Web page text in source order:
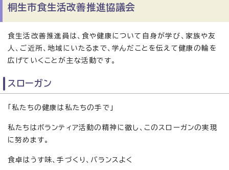
桐生市食生活改善推進協議会
食生活改善推進員は、食や健康について自身が学び、家族や友
人、ご近所、地域にいたるまで、学んだことを伝えて健康の輪を
広げていくことが主な活動です。
スローガン
「私たちの健康は私たちの手で」
私たちはボランティア活動の精神に徹し、このスローガンの実現
に努めます。
食卓はうす味、手づくり、バランスよく